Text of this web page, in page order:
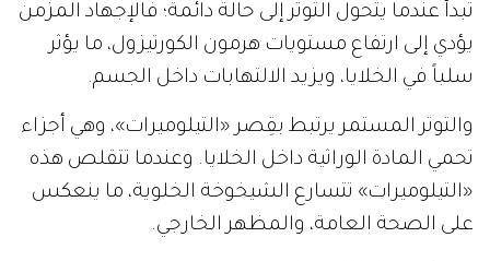
تبدأ عندما يتحول التوتر إلى حالة دائمة؛ فالإجهاد المزمن
يؤدي إلى ارتفاع مستويات هرمون الكورتيزول، ما يؤثر
سلباً في الخلايا، ويزيد الالتهابات داخل الجسم.
والتوتر المستمر يرتبط بقِصر «التيلوميرات»، وهي أجزاء
تحمي المادة الوراثية داخل الخلايا. وعندما تتقلص هذه
«التيلوميرات» تتسارع الشيخوخة الخلوية، ما ينعكس
على الصحة العامة، والمظهر الخارجي.